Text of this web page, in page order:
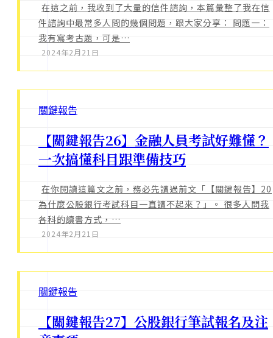
在這之前，我收到了大量的信件諮詢，本篇彙整了我在信
件諮詢中最常多人問的幾個問題，跟大家分享： 問題一：
我有寫考古題，可是…
2024年2月21日
關鍵報告
【關鍵報告26】金融人員考試好難懂？
一次搞懂科目跟準備技巧
在你閱讀這篇文之前，務必先讀過前文「【關鍵報告】20
為什麼公股銀行考試科目一直讀不起來？」。 很多人問我
各科的讀書方式，…
2024年2月21日
關鍵報告
【關鍵報告27】公股銀行筆試報名及注